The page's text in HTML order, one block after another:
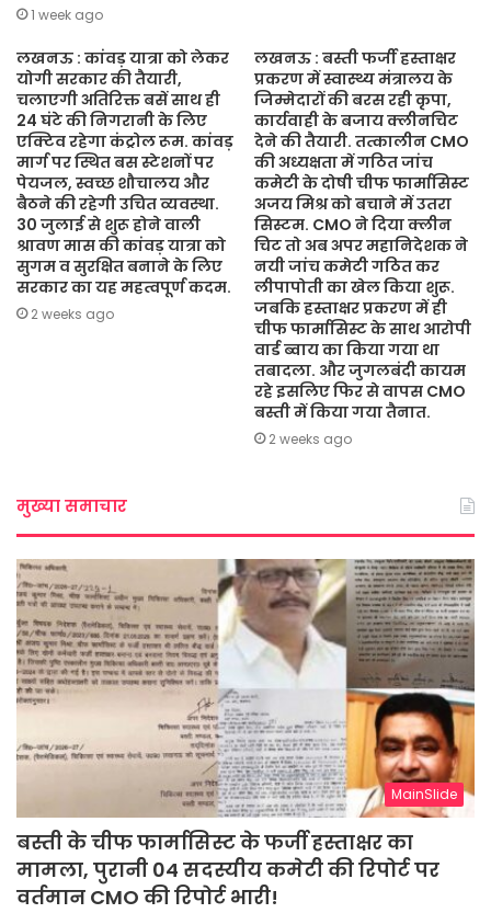
1 week ago
लखनऊ : कांवड़ यात्रा को लेकर
योगी सरकार की तैयारी,
चलाएगी अतिरिक्त बसें साथ ही
24 घंटे की निगरानी के लिए
एक्टिव रहेगा कंट्रोल रूम. कांवड़
मार्ग पर स्थित बस स्टेशनों पर
पेयजल, स्वच्छ शौचालय और
बैठने की रहेगी उचित व्यवस्था.
30 जुलाई से शुरू होने वाली
श्रावण मास की कांवड़ यात्रा को
सुगम व सुरक्षित बनाने के लिए
सरकार का यह महत्वपूर्ण कदम.
2 weeks ago
लखनऊ : बस्ती फर्जी हस्ताक्षर
प्रकरण में स्वास्थ्य मंत्रालय के
जिम्मेदारों की बरस रही कृपा,
कार्यवाही के बजाय क्लीनचिट
देने की तैयारी. तत्कालीन CMO
की अध्यक्षता में गठित जांच
कमेटी के दोषी चीफ फार्मासिस्ट
अजय मिश्र को बचाने में उतरा
सिस्टम. CMO ने दिया क्लीन
चिट तो अब अपर महानिदेशक ने
नयी जांच कमेटी गठित कर
लीपापोती का खेल किया शुरू.
जबकि हस्ताक्षर प्रकरण में ही
चीफ फार्मासिस्ट के साथ आरोपी
वार्ड ब्वाय का किया गया था
तबादला. और जुगलबंदी कायम
रहे इसलिए फिर से वापस CMO
बस्ती में किया गया तैनात.
2 weeks ago
मुख्या समाचार
MainSlide
बस्ती के चीफ फार्मासिस्ट के फर्जी हस्ताक्षर का
मामला, पुरानी 04 सदस्यीय कमेटी की रिपोर्ट पर
वर्तमान CMO की रिपोर्ट भारी!